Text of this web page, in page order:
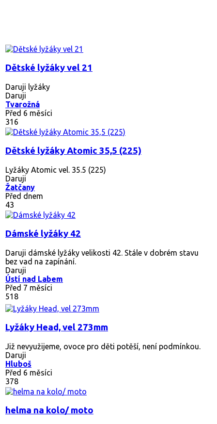
Dětské lyžáky vel 21
Daruji lyžáky
Daruji
Tvarožná
Před 6 měsíci
316
Dětské lyžáky Atomic 35,5 (225)
Lyžáky Atomic vel. 35.5 (225)
Daruji
Žatčany
Před dnem
43
Dámské lyžáky 42
Daruji dámské lyžáky velikosti 42. Stále v dobrém stavu
bez vad na zapínání.
Daruji
Ústí nad Labem
Před 7 měsíci
518
Lyžáky Head, vel 273mm
Již nevyužijeme, ovoce pro děti potěší, není podmínkou.
Daruji
Hluboš
Před 6 měsíci
378
helma na kolo/ moto